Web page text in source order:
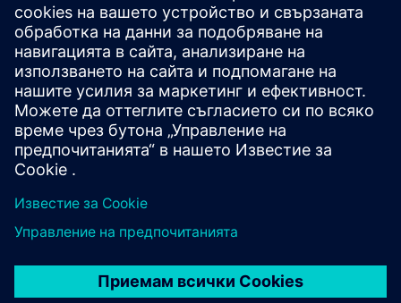
работа.
Чрез интегриране и работа с множество данни за
оборудване можете да проверите много
оборудване с един поглед.